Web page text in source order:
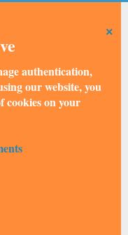
×
authentication,
our website, you
cookies on your